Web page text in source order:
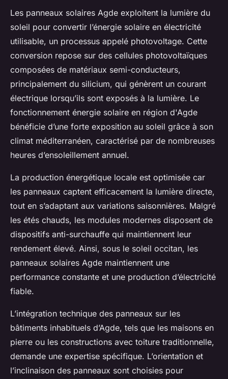
Les panneaux solaires Agde exploitent la lumière du
soleil pour convertir l’énergie solaire en électricité
utilisable, un processus appelé photovoltage. Cette
conversion repose sur des cellules photovoltaïques
composées de matériaux semi-conducteurs,
principalement du silicium, qui génèrent un courant
électrique lorsqu’ils sont exposés à la lumière. Le
fonctionnement énergie solaire en région d'Agde
bénéficie d’une forte exposition au soleil grâce à son
climat méditerranéen, caractérisé par de nombreuses
heures d’ensoleillement annuel.
La production énergétique locale est optimisée car
les panneaux captent efficacement la lumière directe,
tout en s’adaptant aux variations saisonnières. Malgré
les étés chauds, les modules modernes disposent de
dispositifs anti-surchauffe qui maintiennent leur
rendement élevé. Ainsi, sous le soleil occitan, les
panneaux solaires Agde maintiennent une
performance constante et une production d’électricité
fiable.
L’intégration technique des panneaux sur les
bâtiments inhabituels d’Agde, tels que les maisons en
pierre ou les constructions avec toiture traditionnelle,
demande une expertise spécifique. L’orientation et
l’inclinaison des panneaux sont choisies pour